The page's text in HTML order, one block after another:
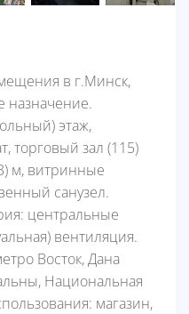
в г.Минск,
назначение.
этаж,
торговый зал (115)
м, витринные
санузел.
центральные
вентиляция.
Восток, Дана
Национальная
магазин,